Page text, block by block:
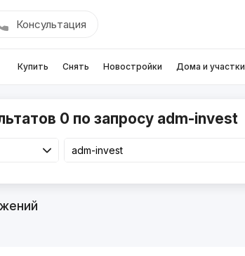
Консультация
Купить Снять Новостройки Дома и участки
0 по запросу adm-invest